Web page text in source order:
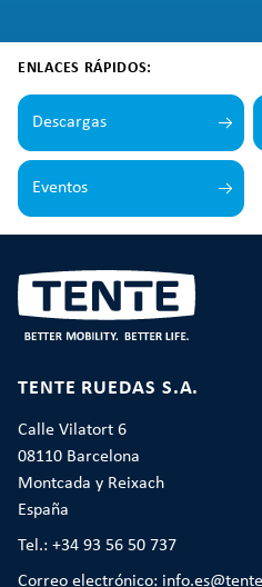
ENLACES RÁPIDOS:
Descargas
Eventos
TENTE RUEDAS S.A.
Calle Vilatort 6
08110 Barcelona
Montcada y Reixach
España
Tel.: +34 93 56 50 737
Correo electrónico: